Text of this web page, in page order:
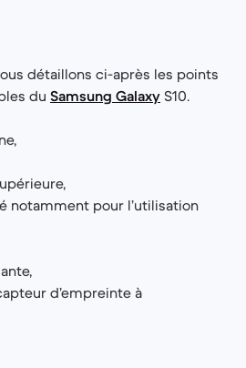
détaillons ci-après les points
du Samsung Galaxy S10.
notamment pour l’utilisation
d’empreinte à